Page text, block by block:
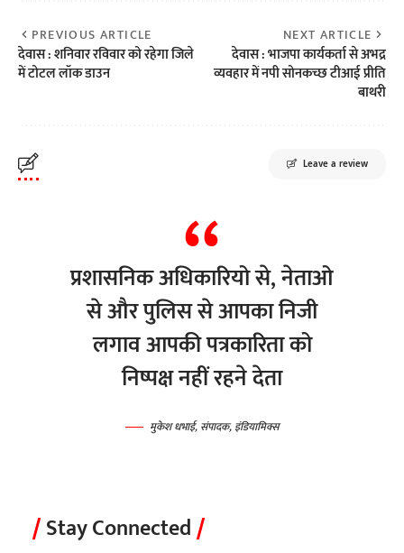
PREVIOUS ARTICLE
देवास : शनिवार रविवार को रहेगा जिले
में टोटल लॉक डाउन
NEXT ARTICLE
देवास : भाजपा कार्यकर्ता से अभद्र
व्यवहार में नपी सोनकच्छ टीआई प्रीति
बाथरी
Leave a review
प्रशासनिक अधिकारियो से, नेताओ
से और पुलिस से आपका निजी
लगाव आपकी पत्रकारिता को
निष्पक्ष नहीं रहने देता
मुकेश धभाई, संपादक, इंडियामिक्स
Stay Connected